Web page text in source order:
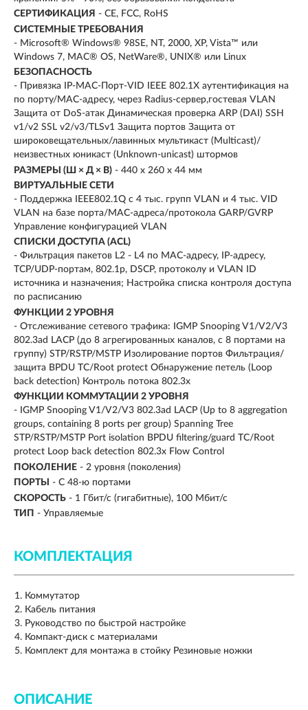
СЕРТИФИКАЦИЯ - CE, FCC, RoHS
СИСТЕМНЫЕ ТРЕБОВАНИЯ
- Microsoft® Windows® 98SE, NT, 2000, XP, Vista™ или
Windows 7, MAC® OS, NetWare®, UNIX® или Linux
БЕЗОПАСНОСТЬ
- Привязка IP-MAC-Порт-VID IEEE 802.1X аутентификация на
по порту/MAC-адресу, через Radius-сервер,гостевая VLAN
Защита от DoS-атак Динамическая проверка ARP (DAI) SSH
v1/v2 SSL v2/v3/TLSv1 Защита портов Защита от
широковещательных/лавинных мультикаст (Multicast)/
неизвестных юникаст (Unknown-unicast) штормов
РАЗМЕРЫ (Ш × Д × В) - 440 х 260 х 44 мм
ВИРТУАЛЬНЫЕ СЕТИ
- Поддержка IEEE802.1Q с 4 тыс. групп VLAN и 4 тыс. VID
VLAN на базе порта/MAC-адреса/протокола GARP/GVRP
Управление конфигурацией VLAN
СПИСКИ ДОСТУПА (ACL)
- Фильтрация пакетов L2 - L4 по МАС-адресу, IP-адресу,
TCP/UDP-портам, 802.1p, DSCP, протоколу и VLAN ID
источника и назначения; Настройка списка контроля доступа
по расписанию
ФУНКЦИИ 2 УРОВНЯ
- Отслеживание сетевого трафика: IGMP Snooping V1/V2/V3
802.3ad LACP (до 8 агрегированных каналов, с 8 портами на
группу) STP/RSTP/MSTP Изолирование портов Фильтрация/
защита BPDU TC/Root protect Обнаружение петель (Loop
back detection) Контроль потока 802.3x
ФУНКЦИИ КОММУТАЦИИ 2 УРОВНЯ
- IGMP Snooping V1/V2/V3 802.3ad LACP (Up to 8 aggregation
groups, containing 8 ports per group) Spanning Tree
STP/RSTP/MSTP Port isolation BPDU filtering/guard TC/Root
protect Loop back detection 802.3x Flow Control
ПОКОЛЕНИЕ - 2 уровня (поколения)
ПОРТЫ
- С 48-ю портами
СКОРОСТЬ - 1 Гбит/с (гигабитные) 100 Мбит/с
ТИП - Управляемые
КОМПЛЕКТАЦИЯ
Коммутатор
Кабель питания
Руководство по быстрой настройке
Компакт-диск с материалами
Комплект для монтажа в стойку Резиновые ножки
ОПИСАНИЕ